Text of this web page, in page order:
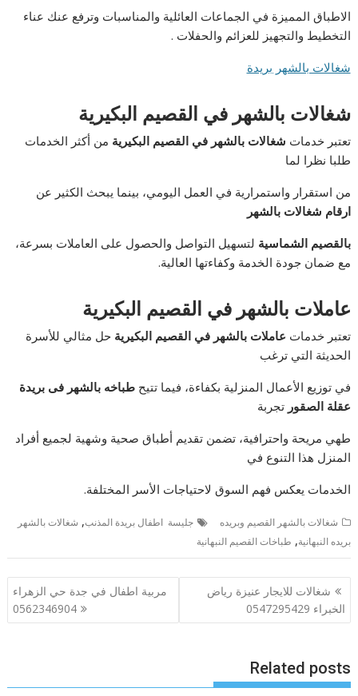
الاطباق المميزة في الجماعات العائلية والمناسبات وترفع عنك عناء
التخطيط والتجهيز للعزائم والحفلات .
شغالات بالشهر بريدة
شغالات بالشهر في القصيم البكيرية
تعتبر خدمات شغالات بالشهر في القصيم البكيرية من أكثر الخدمات
طلبا نظرا لما
من استقرار واستمرارية في العمل اليومي، بينما يبحث الكثير عن
ارقام شغالات بالشهر
بالقصيم الشماسية لتسهيل التواصل والحصول على العاملات بسرعة،
مع ضمان جودة الخدمة وكفاءتها العالية.
عاملات بالشهر في القصيم البكيرية
تعتبر خدمات عاملات بالشهر في القصيم البكيرية حل مثالي للأسرة
الحديثة التي ترغب
في توزيع الأعمال المنزلية بكفاءة، فيما تتيحطباخه بالشهر فى بريدة
عقلة الصقور تجربة
طهي مريحة واحترافية، تضمن تقديم أطباق صحية وشهية لجميع أفراد
المنزل هذا التنوع في
الخدمات يعكس فهم السوق لاحتياجات الأسر المختلفة.
شغالات بالشهر القصيم وبريده جليسة اطفال بريدة المذنب, شغالات بالشهر
بريده النبهانية, طباخات القصيم النبهانية
تصفّح
المقالات
شغالات للايجار عنيزة رياض
الخبراء 0547295429
مربية اطفال في جدة حي الزهراء
0562346904
Related posts